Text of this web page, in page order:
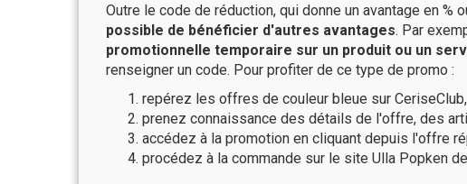
Outre le code de réduction, qui donne un avantage en %
possible de bénéficier d'autres avantages. Par
promotionnelle temporaire sur un produit ou un
renseigner un code. Pour profiter de ce type de promo :
repérez les offres de couleur bleue sur
prenez connaissance des détails de l'offre, des
accédez à la promotion en cliquant depuis l'offre
procédez à la commande sur le site Ulla Popken